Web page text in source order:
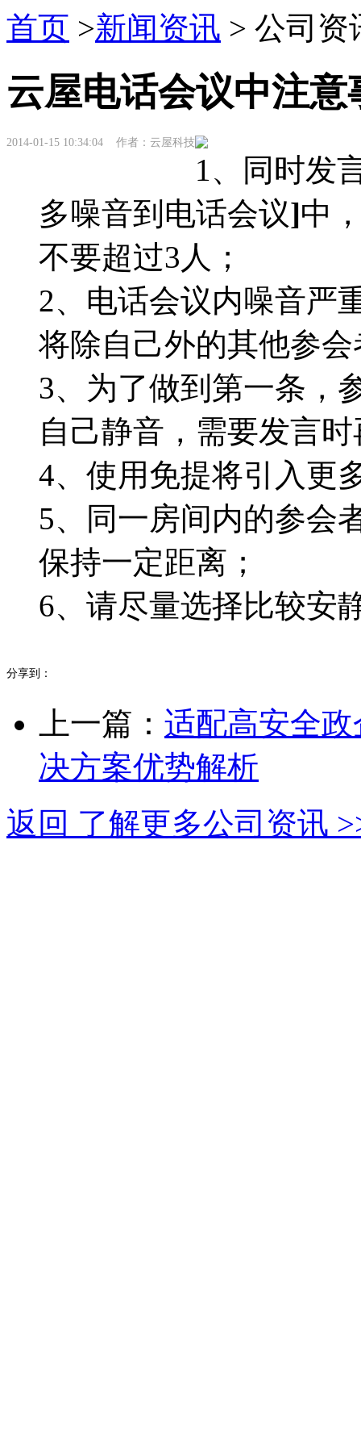
首页 >新闻资讯 > 公司资
云屋电话会议中注意
2014-01-15 10:34:04 作者：云屋科技
1、同时发
多噪音到电话会议]中
不要超过3人；
2、电话会议内噪音严
将除自己外的其他参
3、为了做到第一条，
自己静音，需要发言
4、使用免提将引入更
5、同一房间内的参会
保持一定距离；
6、请尽量选择比较安
分享到：
上一篇： 适配高安全
决方案优势解析
返回 了解更多公司资讯